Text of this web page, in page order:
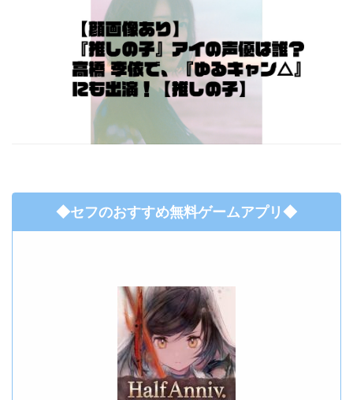
◆セフのおすすめ無料ゲームアプリ◆